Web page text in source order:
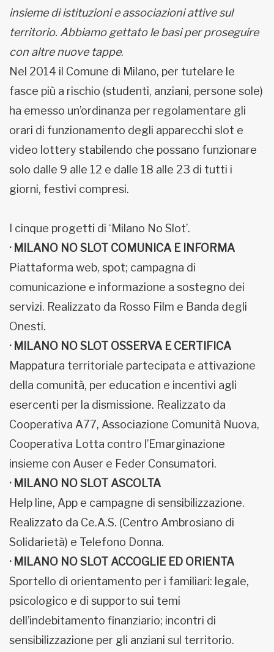
insieme di istituzioni e associazioni attive sul
territorio. Abbiamo gettato le basi per proseguire
con altre nuove tappe.
Nel 2014 il Comune di Milano, per tutelare le
fasce più a rischio (studenti, anziani, persone sole)
ha emesso un’ordinanza per regolamentare gli
orari di funzionamento degli apparecchi slot e
video lottery stabilendo che possano funzionare
solo dalle 9 alle 12 e dalle 18 alle 23 di tutti i
giorni, festivi compresi.
I cinque progetti di ‘Milano No Slot’.
· MILANO NO SLOT COMUNICA E INFORMA
Piattaforma web, spot; campagna di
comunicazione e informazione a sostegno dei
servizi. Realizzato da Rosso Film e Banda degli
Onesti.
· MILANO NO SLOT OSSERVA E CERTIFICA
Mappatura territoriale partecipata e attivazione
della comunità, per education e incentivi agli
esercenti per la dismissione. Realizzato da
Cooperativa A77, Associazione Comunità Nuova,
Cooperativa Lotta contro l’Emarginazione
insieme con Auser e Feder Consumatori.
· MILANO NO SLOT ASCOLTA
Help line, App e campagne di sensibilizzazione.
Realizzato da Ce.A.S. (Centro Ambrosiano di
Solidarietà) e Telefono Donna.
· MILANO NO SLOT ACCOGLIE ED ORIENTA
Sportello di orientamento per i familiari: legale,
psicologico e di supporto sui temi
dell’indebitamento finanziario; incontri di
sensibilizzazione per gli anziani sul territorio.